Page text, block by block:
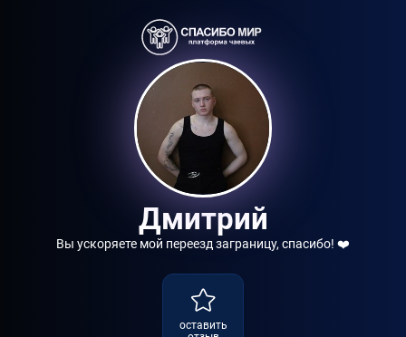
Дмитрий
Вы ускоряете мой переезд заграницу, спасибо! ❤️
оставить